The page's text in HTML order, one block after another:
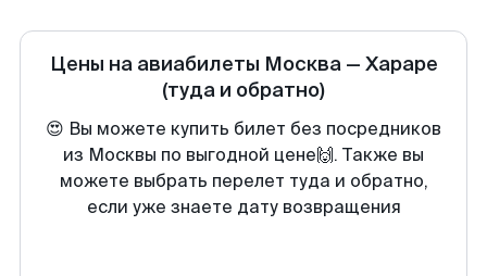
Цены на авиабилеты Москва— Хараре
(туда и обратно)
😍 Вы можете купить билет без посредников
из Москвы по выгодной цене🙌. Также вы
можете выбрать перелет туда и обратно,
если уже знаете дату возвращения